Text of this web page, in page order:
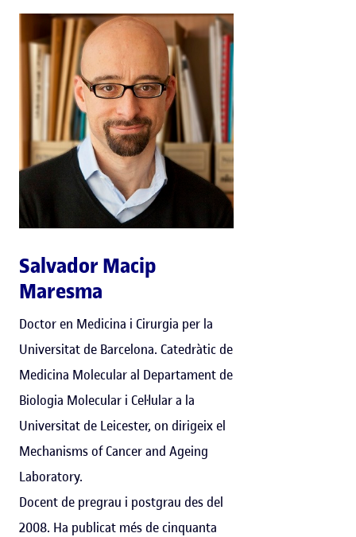
Salvador Macip
Maresma
Doctor en Medicina i Cirurgia per la
Universitat de Barcelona. Catedràtic de
Medicina Molecular al Departament de
Biologia Molecular i Cel·lular a la
Universitat de Leicester, on dirigeix el
Mechanisms of Cancer and Ageing
Laboratory.
Docent de pregrau i postgrau des del
2008. Ha publicat més de cinquanta